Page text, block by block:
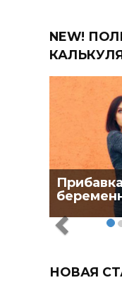
NEW!
НОВАЯ